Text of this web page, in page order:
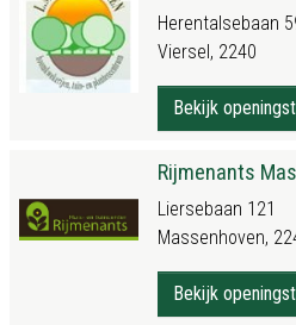
Herentalsebaan
Viersel, 2240
Bekijk
Rijmenants
Liersebaan 121
Massenhoven,
Bekijk